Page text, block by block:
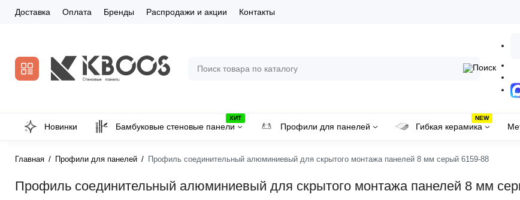
Доставка Оплата Бренды Распродажи и акции Контакты
Новинки
ХИТ
Бамбуковые стеновые панели Профили для панелей
NEW
Гибкая керамика
Главная Профили для панелей Профиль соединительный алюминиевый для скрытого монтажа панелей 8 мм серый 6159-88
Профиль соединительный алюминиевый для скрытого монтажа панелей 8 мм